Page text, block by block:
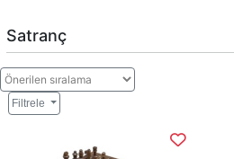
Satranç
Filtrele